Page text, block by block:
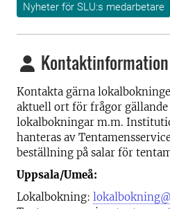
Nyheter för SLU:s medarbetare
Kontaktinformation
Kontakta gärna
aktuell ort för frågor
lokalbokningar m.m.
hanteras av
beställning på salar för
Uppsala/Umeå:
Lokalbokning: